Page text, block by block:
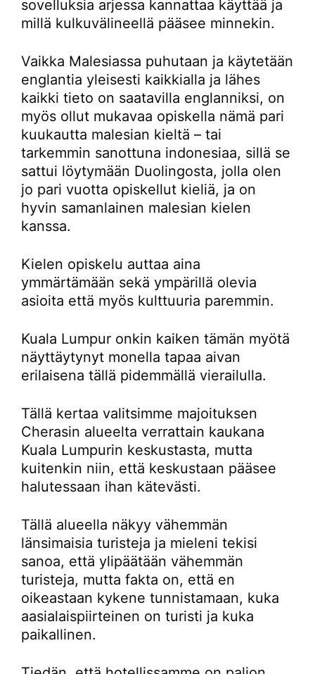
sovelluksia arjessa kannattaa käyttää ja
millä kulkuvälineellä pääsee minnekin.
Vaikka Malesiassa puhutaan ja käytetään
englantia yleisesti kaikkialla ja lähes
kaikki tieto on saatavilla englanniksi, on
myös ollut mukavaa opiskella nämä pari
kuukautta malesian kieltä – tai
tarkemmin sanottuna indonesiaa, sillä se
sattui löytymään Duolingosta, jolla olen
jo pari vuotta opiskellut kieliä, ja on
hyvin samanlainen malesian kielen
kanssa.
Kielen opiskelu auttaa aina
ymmärtämään sekä ympärillä olevia
asioita että myös kulttuuria paremmin.
Kuala Lumpur onkin kaiken tämän myötä
näyttäytynyt monella tapaa aivan
erilaisena tällä pidemmällä vierailulla.
Tällä kertaa valitsimme majoituksen
Cherasin alueelta verrattain kaukana
Kuala Lumpurin keskustasta, mutta
kuitenkin niin, että keskustaan pääsee
halutessaan ihan kätevästi.
Tällä alueella näkyy vähemmän
länsimaisia turisteja ja mieleni tekisi
sanoa, että ylipäätään vähemmän
turisteja, mutta fakta on, että en
oikeastaan kykene tunnistamaan, kuka
aasialaispiirteinen on turisti ja kuka
paikallinen.